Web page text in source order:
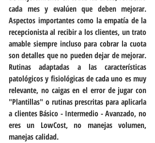
cada mes y evalúen que deben mejorar.
Aspectos importantes como la empatía de la
recepcionista al recibir a los clientes, un trato
amable siempre incluso para cobrar la cuota
son detalles que no pueden dejar de mejorar.
Rutinas adaptadas a las características
patológicos y fisiológicas de cada uno es muy
relevante, no caigas en el error de jugar con
"Plantillas" o rutinas prescritas para aplicarla
a clientes Básico - Intermedio - Avanzado, no
eres un LowCost, no manejas volumen,
manejas calidad.